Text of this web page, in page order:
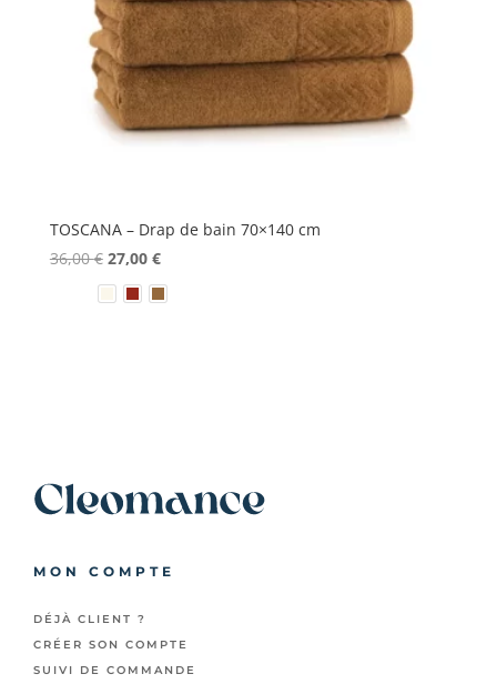
TOSCANA – Drap de bain 70×140 cm
36,00€ Le
prix
initial
27,00 €Le
prix
actuel
MON COMPTE
DÉJÀ CLIENT ?
CRÉER SON COMPTE
SUIVI DE COMMANDE